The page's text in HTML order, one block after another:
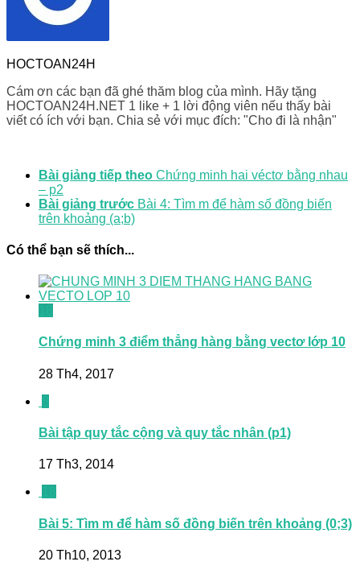
HOCTOAN24H
Cám ơn các bạn đã ghé thăm blog của mình. Hãy tặng
HOCTOAN24H.NET 1 like + 1 lời động viên nếu thấy bài
viết có ích với bạn. Chia sẻ với mục đích: "Cho đi là nhận"
Bài giảng tiếp theo Chứng minh hai véctơ bằng nhau
– p2
Bài giảng trước Bài 4: Tìm m để hàm số đồng biến
trên khoảng (a;b)
Có thể bạn sẽ thích...
Chứng minh 3 điểm thẳng hàng bằng vectơ lớp 10
28 Th4, 2017
Bài tập quy tắc cộng và quy tắc nhân (p1)
17 Th3, 2014
Bài 5: Tìm m để hàm số đồng biến trên khoảng (0;3)
20 Th10, 2013